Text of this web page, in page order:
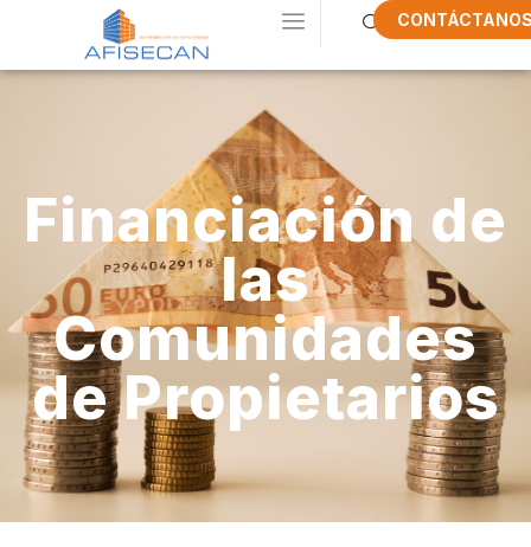
Financiación de
las
Comunidades
de Propietarios